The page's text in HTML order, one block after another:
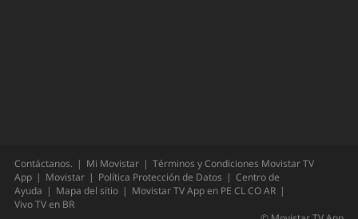
Contáctanos. Mi Movistar
Términos y Condiciones Movistar TV
App
Movistar Política Protección de Datos
Centro de
Ayuda
Mapa del sitio Movistar TV App en PE CLCOAR
Vivo TV en BR